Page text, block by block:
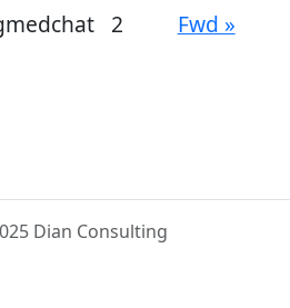
2 Fwd »
Dian Consulting